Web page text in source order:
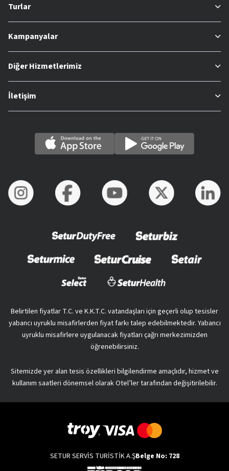
Turlar
Kampanyalar
Diğer Hizmetlerimiz
İletişim
Belirtilen fiyatlar T.C. ve K.K.T.C. vatandaşları için geçerli olup tesisler
yabancı uyruklu misafirlerden fiyat farkı talep edebilmektedir. Yabancı
uyruklu misafirlere uygulanacak fiyatları çağrı merkezimizden
öğrenebilirsiniz.
Sitemizde yer alan tesis özellikleri bilgilendirme amaçlıdır, hizmet ve
kullanım saatleri dönemsel olarak Otel’ler tarafından değişitirilebilir.
SETUR SERVİS TURİSTİK A.ŞBelge No: 728